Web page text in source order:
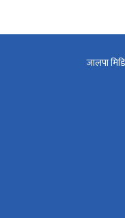
जालपा